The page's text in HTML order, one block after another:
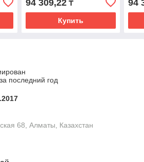
94 309,22₸
Купить
94
последний год
68, Алматы, Казахстан